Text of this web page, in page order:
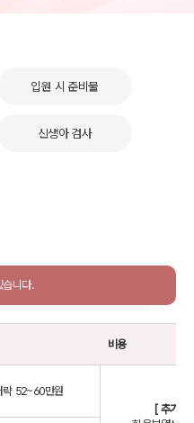
입원 시 준비물
신생아 검사
니다.
비용
략 52~60만원
[ 추가선